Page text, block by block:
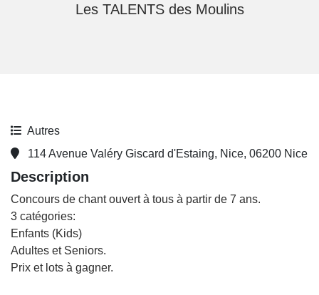
Les TALENTS des Moulins
Autres
114 Avenue Valéry Giscard d'Estaing, Nice, 06200 Nice
Description
Concours de chant ouvert à tous à partir de 7 ans.
3 catégories:
Enfants (Kids)
Adultes et Seniors.
Prix et lots à gagner.